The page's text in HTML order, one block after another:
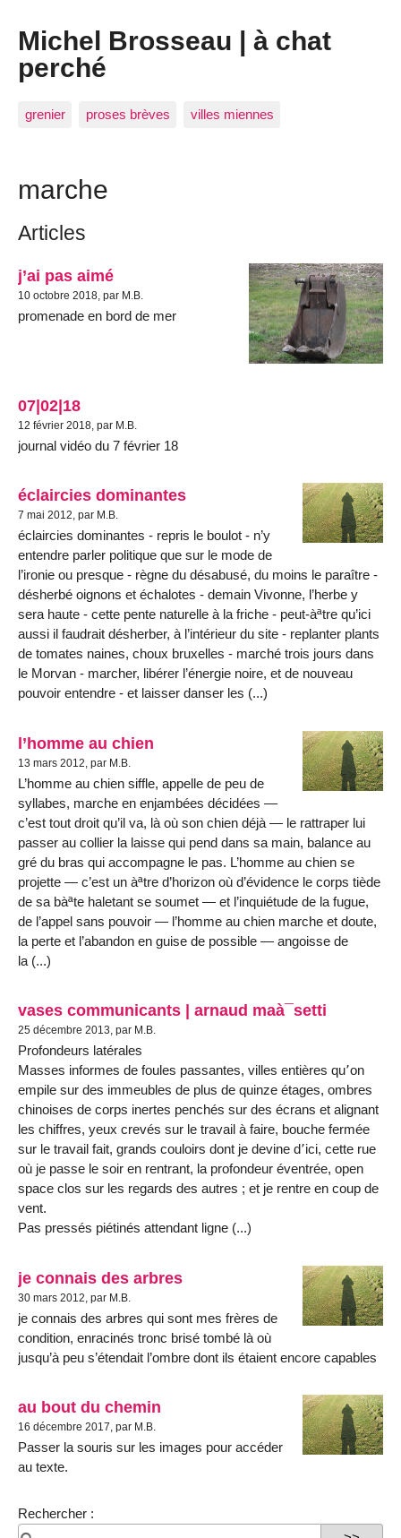
Michel Brosseau | à chat
perché
grenier proses brèves villes miennes
marche
Articles
j’ai pas aimé
10 octobre 2018, par M.B.
promenade en bord de mer
07|02|18
12 février 2018, par M.B.
journal vidéo du 7 février 18
éclaircies dominantes
7 mai 2012, par M.B.
éclaircies dominantes - repris le boulot - n’y
entendre parler politique que sur le mode de
l’ironie ou presque - règne du désabusé, du moins le paraître -
désherbé oignons et échalotes - demain Vivonne, l’herbe y
sera haute - cette pente naturelle à la friche - peut-àªtre qu’ici
aussi il faudrait désherber, à l’intérieur du site - replanter plants
de tomates naines, choux bruxelles - marché trois jours dans
le Morvan - marcher, libérer l’énergie noire, et de nouveau
pouvoir entendre - et laisser danser les (...)
l’homme au chien
13 mars 2012, par M.B.
L’homme au chien siffle, appelle de peu de
syllabes, marche en enjambées décidées —
c’est tout droit qu’il va, là où son chien déjà — le rattraper lui
passer au collier la laisse qui pend dans sa main, balance au
gré du bras qui accompagne le pas. L’homme au chien se
projette — c’est un àªtre d’horizon où d’évidence le corps tiède
de sa bàªte haletant se soumet — et l’inquiétude de la fugue,
de l’appel sans pouvoir — l’homme au chien marche et doute,
la perte et l’abandon en guise de possible — angoisse de
la (...)
vases communicants | arnaud maà¯setti
25 décembre 2013, par M.B.
Profondeurs latérales
Masses informes de foules passantes, villes entières qu՚on
empile sur des immeubles de plus de quinze étages, ombres
chinoises de corps inertes penchés sur des écrans et alignant
les chiffres, yeux crevés sur le travail à faire, bouche fermée
sur le travail fait, grands couloirs dont je devine d՚ici, cette rue
où je passe le soir en rentrant, la profondeur éventrée, open
space clos sur les regards des autres ; et je rentre en coup de
vent.
Pas pressés piétinés attendant ligne (...)
je connais des arbres
30 mars 2012, par M.B.
je connais des arbres qui sont mes frères de
condition, enracinés tronc brisé tombé là où
jusqu’à peu s’étendait l’ombre dont ils étaient encore capables
au bout du chemin
16 décembre 2017, par M.B.
Passer la souris sur les images pour accéder
au texte.
Rechercher :